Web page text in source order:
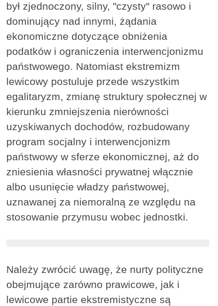
był zjednoczony, silny, "czysty" rasowo i
dominujący nad innymi, żądania
ekonomiczne dotyczące obniżenia
podatków i ograniczenia interwencjonizmu
państwowego. Natomiast ekstremizm
lewicowy postuluje przede wszystkim
egalitaryzm, zmianę struktury społecznej w
kierunku zmniejszenia nierówności
uzyskiwanych dochodów, rozbudowany
program socjalny i interwencjonizm
państwowy w sferze ekonomicznej, aż do
zniesienia własności prywatnej włącznie
albo usunięcie władzy państwowej,
uznawanej za niemoralną ze względu na
stosowanie przymusu wobec jednostki.
Należy zwrócić uwagę, że nurty polityczne
obejmujące zarówno prawicowe, jak i
lewicowe partie ekstremistyczne są